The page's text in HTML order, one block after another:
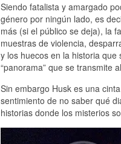
Siendo fatalista y amargado
género por ningún lado, es
más (si el público se deja), la
muestras de violencia,
y los huecos en la historia
“panorama” que se transmite
Sin embargo Husk es una
sentimiento de no saber qué
historias donde los misterios